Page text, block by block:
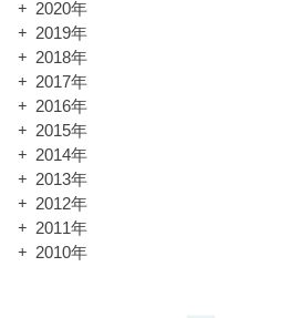
2020年
2019年
2018年
2017年
2016年
2015年
2014年
2013年
2012年
2011年
2010年